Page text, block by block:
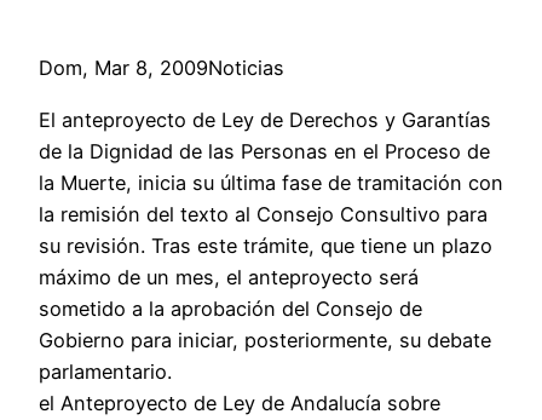
Dom, Mar 8, 2009Noticias
El anteproyecto de Ley de Derechos y Garantías
de la Dignidad de las Personas en el Proceso de
la Muerte, inicia su última fase de tramitación con
la remisión del texto al Consejo Consultivo para
su revisión. Tras este trámite, que tiene un plazo
máximo de un mes, el anteproyecto será
sometido a la aprobación del Consejo de
Gobierno para iniciar, posteriormente, su debate
parlamentario.
el Anteproyecto de Ley de Andalucía sobre